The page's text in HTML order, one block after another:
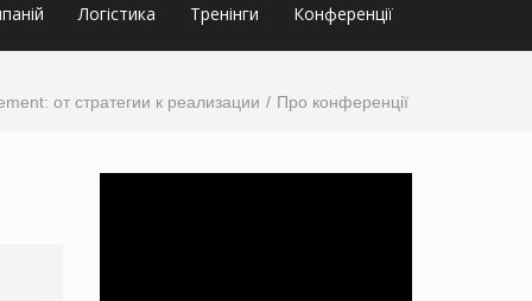
Логістика Тренінги Конференції
от стратегии к реализации
Про конференції